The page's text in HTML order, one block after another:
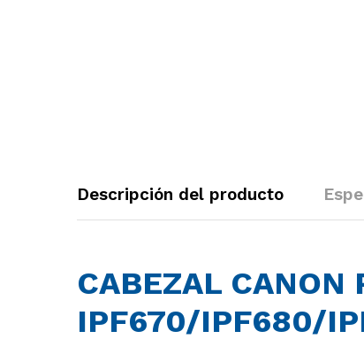
Descripción del producto
CABEZAL CANON
IPF670/IPF680/